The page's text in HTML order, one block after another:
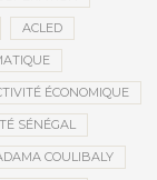
ACLED
ÉCONOMIQUE
SÉNÉGAL
COULIBALY